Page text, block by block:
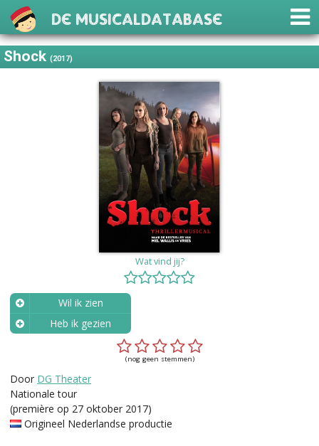
De Musicaldatabase
Shock(2017)
Wat vind jij?
Wil ik zien
Heb ik gezien
(nog geen stemmen)
Door DG Theater
Nationale tour
(première op 27 oktober 2017)
Origineel Nederlandse productie